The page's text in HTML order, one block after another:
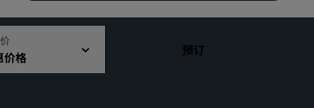
了解丽赏会
价格 预订